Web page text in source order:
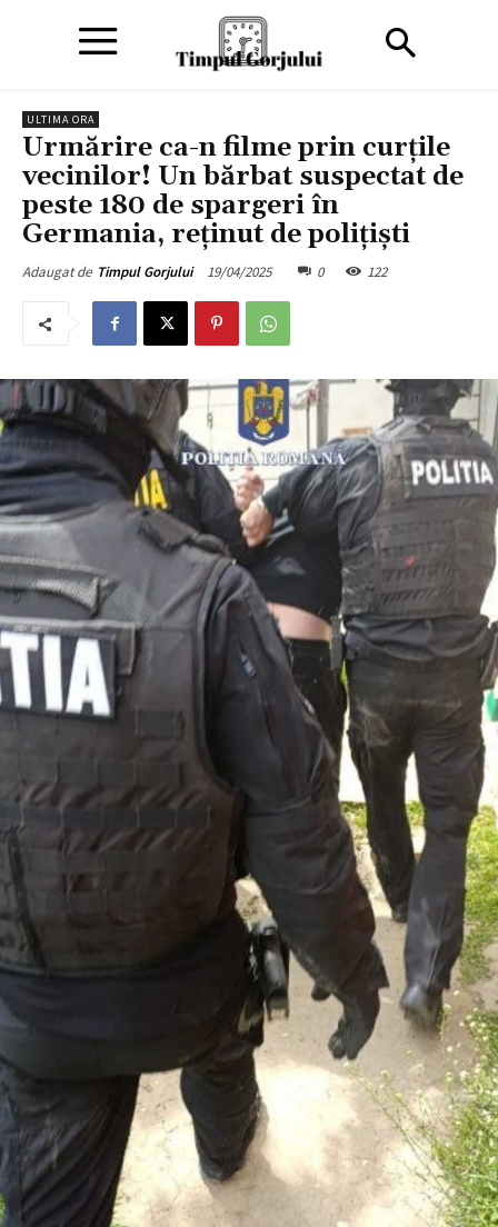
ULTIMA ORA
Urmărire ca-n filme prin curțile
vecinilor! Un bărbat suspectat de
peste 180 de spargeri în
Germania, reținut de polițiști
Adaugat de Timpul Gorjului 19/04/2025 0 122